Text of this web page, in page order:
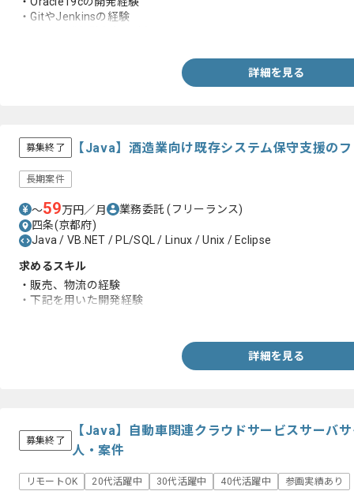
・GitやJenkinsの経験
詳細を見る
募集終了 【Java】酒造業向け既存システム保守支援の
長期案件
〜59万円／月 業務委託(フリーランス)
四条(京都府)
Java / VB.NET / PL/SQL / Linux / Unix / Eclipse
求めるスキル
・販売、物流の経験
・下記を用いた開発経験
詳細を見る
募集終了
【Java】自動車関連クラウドサービスサーバ
人・案件
リモートOK 20代活躍中 30代活躍中 40代活躍中 参画実績あり